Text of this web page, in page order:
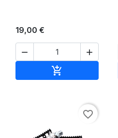
19,00 €
 

favorite_border